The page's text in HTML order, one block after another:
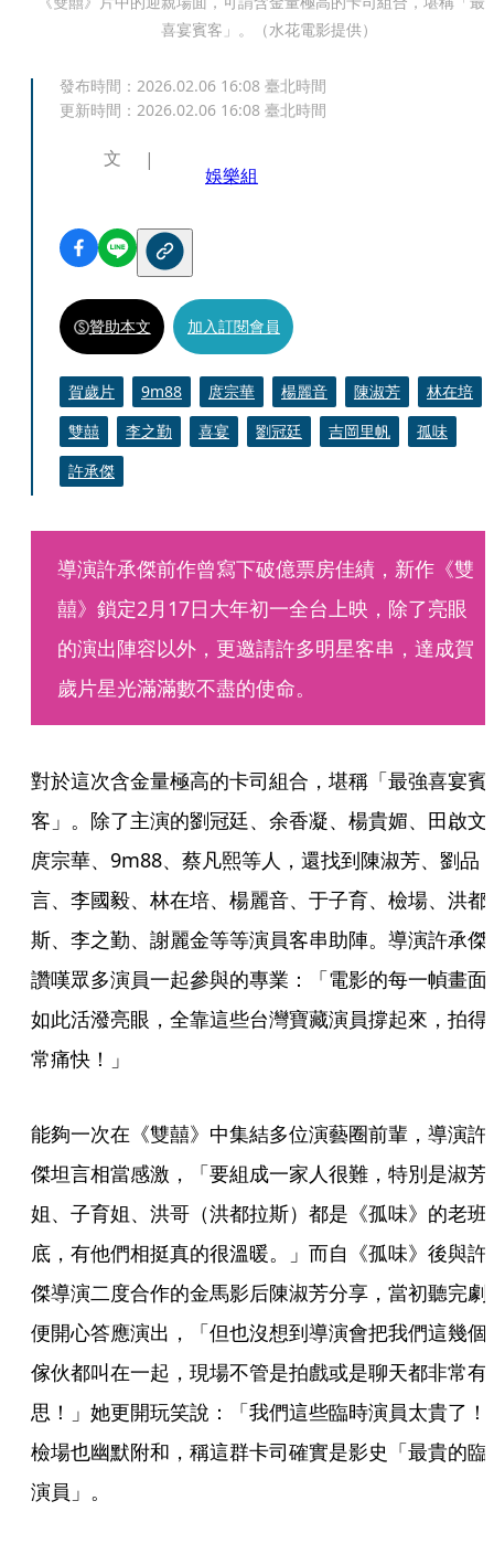
喜宴賓客」。（水花電影提供）
發布時間： 2026.02.06 16:08 臺北時間
更新時間： 2026.02.06 16:08 臺北時間
文
娛樂組
贊助本文 加入訂閱會員
賀歲片 9m88 庹宗華 楊麗音 陳淑芳
林在培
雙囍
李之勤 喜宴 劉冠廷 吉岡里帆
孤味
許承傑
導演許承傑前作曾寫下破億票房佳績，新作《雙
囍》鎖定2月17日大年初一全台上映，除了亮眼
的演出陣容以外，更邀請許多明星客串，達成賀
歲片星光滿滿數不盡的使命。
對於這次含金量極高的卡司組合，堪稱「最強喜宴賓
客」。除了主演的劉冠廷、余香凝、楊貴媚、田啟文
庹宗華、9m88、蔡凡熙等人，還找到陳淑芳、劉品
言、李國毅、林在培、楊麗音、于子育、檢場、洪都
斯、李之勤、謝麗金等等演員客串助陣。導演許承傑
讚嘆眾多演員一起參與的專業：「電影的每一幀畫面
如此活潑亮眼，全靠這些台灣寶藏演員撐起來，拍得
常痛快！」
能夠一次在《雙囍》中集結多位演藝圈前輩，導演許
傑坦言相當感激，「要組成一家人很難，特別是淑芳
姐、子育姐、洪哥（洪都拉斯）都是《孤味》的老班
底，有他們相挺真的很溫暖。」而自《孤味》後與許
傑導演二度合作的金馬影后陳淑芳分享，當初聽完劇
便開心答應演出，「但也沒想到導演會把我們這幾個
傢伙都叫在一起，現場不管是拍戲或是聊天都非常有
思！」她更開玩笑說：「我們這些臨時演員太貴了！
檢場也幽默附和，稱這群卡司確實是影史「最貴的臨
演員」。